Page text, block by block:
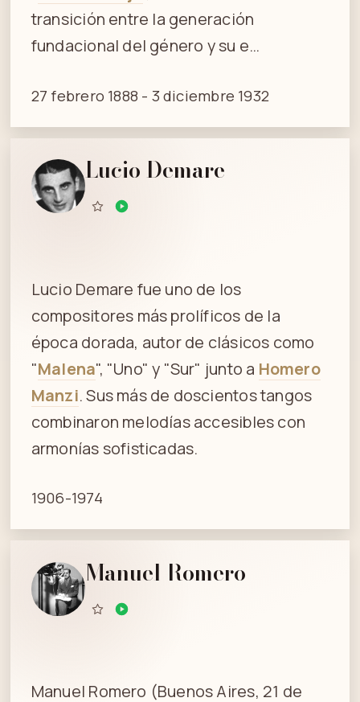
transición entre la generación
fundacional del género y su e…
27 febrero 1888 - 3 diciembre 1932
Lucio Demare
Lucio Demare fue uno de los
compositores más prolíficos de la
época dorada, autor de clásicos como
"Malena", "Uno" y "Sur" junto a Homero
Manzi. Sus más de doscientos tangos
combinaron melodías accesibles con
armonías sofisticadas.
1906-1974
Manuel Romero
Manuel Romero (Buenos Aires, 21 de